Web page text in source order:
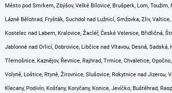
Město pod Smrkem, Zbýšov, Velké Bílovice, Brušperk, Lom,
Lázně Bělohrad, Fryšták, Suchdol nad Lužnicí, Smžovka, Zliv,
Kostelec nad Labem, Kralovice, Žacléř, České Velenice, Břidličná,
Jablonné nad Orlicí, Dobrovice, Libčice nad Vltavou, Desná,
Třemošnice, Kaznějov, Řevnice, Rajhrad, Trmice, Chvaletice,
Volyně, Loštice, Rtyně, Žirovnice, Slušovice, Rokytnice nad Jizerou,
Klecany, Podivín, Košťany, Koryčany, Konice, Jevíčko, Buštěhrad,